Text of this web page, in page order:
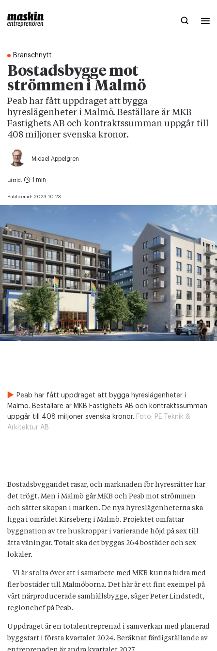
Branschnytt
Bostadsbygge mot
strömmen i Malmö
Peab har fått uppdraget att bygga
hyreslägenheter i Malmö. Beställare är MKB
Fastighets AB och kontraktssumman uppgår till
408 miljoner svenska kronor.
Micael Appelgren
Publicerad: 2023-10-23
Lästid: 1 min
Peab har fått uppdraget att bygga hyreslägenheter i
Malmö. Beställare är MKB Fastighets AB och kontraktssumman
uppgår till 408 miljoner svenska kronor. Foto: PE Teknik &
Arkitektur AB
Bostadsbyggandet rasar, och marknaden för hyresrätter har
det trögt. Men i Malmö går MKB och Peab mot strömmen
och sätter skopan i marken. De nya hyreslägenheterna ska
ligga i området Kirseberg i Malmö. Projektet omfattar
byggnation av tre huskroppar i varierande höjd på sex till
åtta våningar. Totalt ska det byggas 264 bostäder och sex
lokaler.
– Vi är stolta över att i samarbete med MKB kunna bidra med
fler bostäder till Malmöborna. Det här är ett fint exempel på
vårt närproducerade samhällsbygge, säger Peter Lindstedt,
regionchef på Peab.
Uppdraget är en totalentreprenad i samverkan med planerad
byggstart i första kvartalet 2024. Beräknat färdigställande av